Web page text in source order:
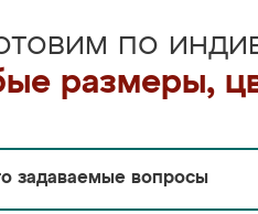
по
размеры,
задаваемые вопросы